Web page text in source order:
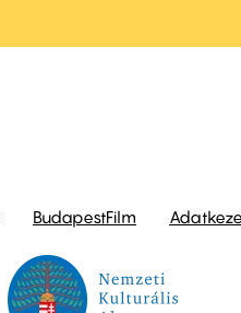
BudapestFilm